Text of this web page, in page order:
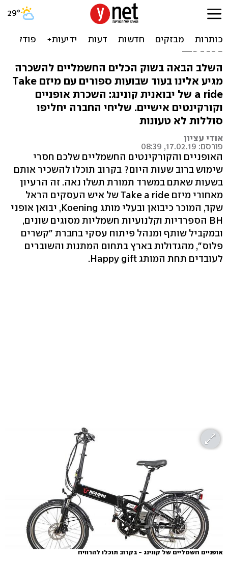
יש לכם אופניים או קורקינט
חשמלי? בקרוב תוכלו להשכיר
אותם
השלב הבאה בשוק הכלים החשמליים להשכרה
מגיע אלינו בעוד שבועות ספורים עם מיזם Take
a ride של יבואנית קונינג: השכרת אופניים
וקורקינטים אישיים. שליחי החברה יחליפו
סוללות לא טעונות
אודי עציון
פורסם: 17.02.19, 08:39
האופניים והקורקינטים החשמליים שלכם חסרי
שימוש ברוב שעות היום? בקרוב תוכלו להשכיר אותם
בשעות שאתם במשרד תמורת תשלו נאה. זה הרעיון
מאחורי מיזם Take a ride של איש העסקים הראל
שקד, המוכר כיבואן ובעלי מותג Koening, יבואן אופני
BH הספרדיות וקלנועיות חשמליות מסוגים שונים,
ובמקביל שותף ומנהל פיתוח עסקי בחברת "קשרים
פלוס", מהגדולות בארץ בתחום המתנות והשוברים
לעובדים תחת המותג Happy gift.
אופניים חשמליים של קונינג - בקרוב תוכלו להרוויח